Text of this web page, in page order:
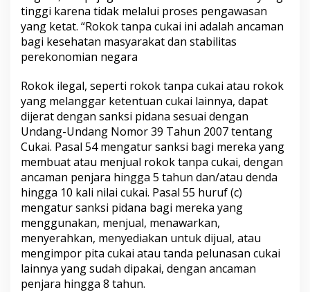
tinggi karena tidak melalui proses pengawasan
yang ketat. “Rokok tanpa cukai ini adalah ancaman
bagi kesehatan masyarakat dan stabilitas
perekonomian negara
Rokok ilegal, seperti rokok tanpa cukai atau rokok
yang melanggar ketentuan cukai lainnya, dapat
dijerat dengan sanksi pidana sesuai dengan
Undang-Undang Nomor 39 Tahun 2007 tentang
Cukai. Pasal 54 mengatur sanksi bagi mereka yang
membuat atau menjual rokok tanpa cukai, dengan
ancaman penjara hingga 5 tahun dan/atau denda
hingga 10 kali nilai cukai. Pasal 55 huruf (c)
mengatur sanksi pidana bagi mereka yang
menggunakan, menjual, menawarkan,
menyerahkan, menyediakan untuk dijual, atau
mengimpor pita cukai atau tanda pelunasan cukai
lainnya yang sudah dipakai, dengan ancaman
penjara hingga 8 tahun.